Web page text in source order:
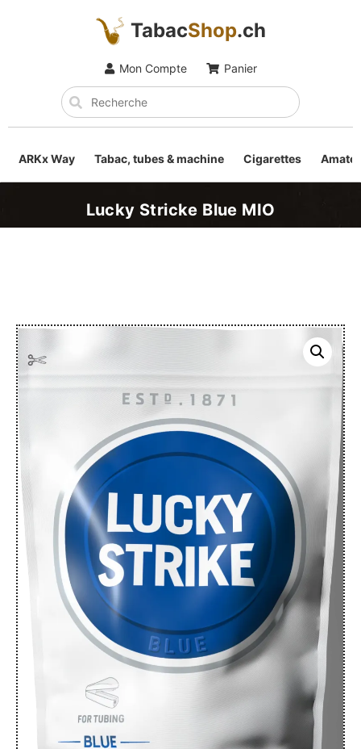
TabacShop.ch
Mon Compte Panier
ARKx Way Tabac, tubes & machine Cigarettes
Lucky Stricke Blue MIO